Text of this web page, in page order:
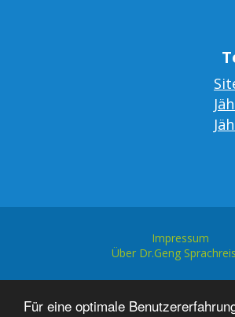
Für eine optimale
Impressum
Über Dr.Geng